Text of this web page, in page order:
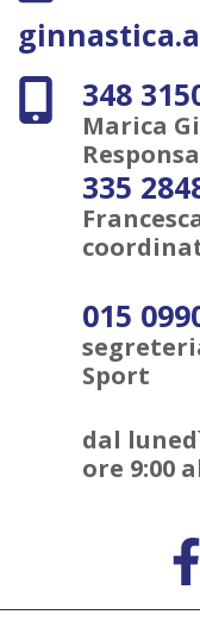
348
Marica
335
015
Sport
dal
ore 9:00